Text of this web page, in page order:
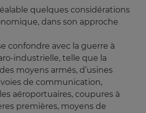
quelques considérations
dans son approche
confondre avec la guerre à
industrielle, telle que la
moyens armés, d’usines
de communication,
aéroportuaires, coupures à
premières, moyens de